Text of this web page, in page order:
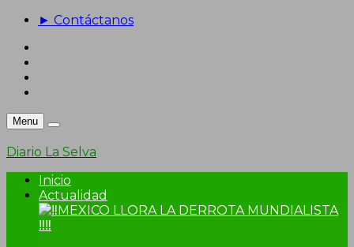
► Contáctanos
Menu
Diario La Selva
Inicio
Actualidad